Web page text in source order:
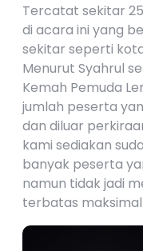
Tercatat sekitar
di acara ini yang
sekitar seperti
Menurut Syahrul
Kemah Pemuda
jumlah peserta
dan diluar
kami sediakan
banyak peserta
namun tidak jadi
terbatas